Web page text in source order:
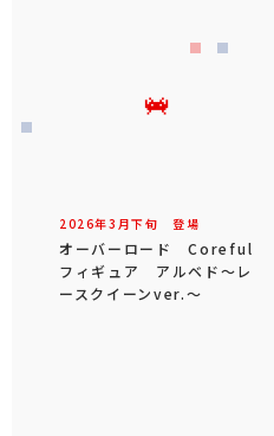
2026年3 月下旬 登場
オーバーロード Coreful
フィギュア アルベド～レ
ースクイーンver.～